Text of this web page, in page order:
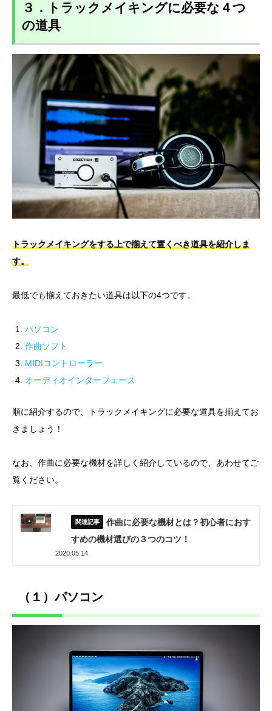
３．トラックメイキングに必要な４つ
の道具
トラックメイキングをする上で揃えて置くべき道具を紹介しま
す。
最低でも揃えておきたい道具は以下の4つです。
パソコン
作曲ソフト
MIDIコントローラー
オーディオインターフェース
順に紹介するので、トラックメイキングに必要な道具を揃えてお
きましょう！
なお、作曲に必要な機材を詳しく紹介しているので、あわせてご
覧ください。
作曲に必要な機材とは？初心者におす
すめの機材選びの３つのコツ！
2020.05.14
（１）パソコン